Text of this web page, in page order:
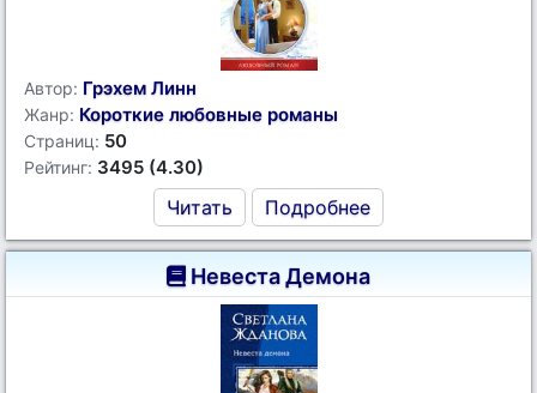
Автор: Грэхем Линн
Жанр: Короткие любовные романы
Страниц: 50
Рейтинг: 3495 (4.30)
Читать Подробнее
Невеста Демона